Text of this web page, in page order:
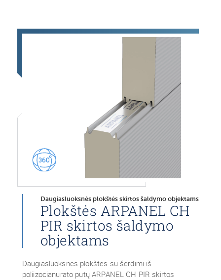
Daugiasluoksnės plokštės skirtos šaldymo objektams
Plokštės ARPANEL CH
PIR skirtos šaldymo
objektams
Daugiasluoksnės plokštės su šerdimi iš
poliizocianurato putų ARPANEL CH PIR skirtos